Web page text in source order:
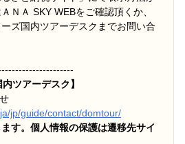
ＮＡ SKY WEBをご確認頂くか、
ズ国内ツアーデスクまでお問い合
ツアーデスク】
jp/guide/contact/domtour/
す。個人情報の保護は遷移先サイ